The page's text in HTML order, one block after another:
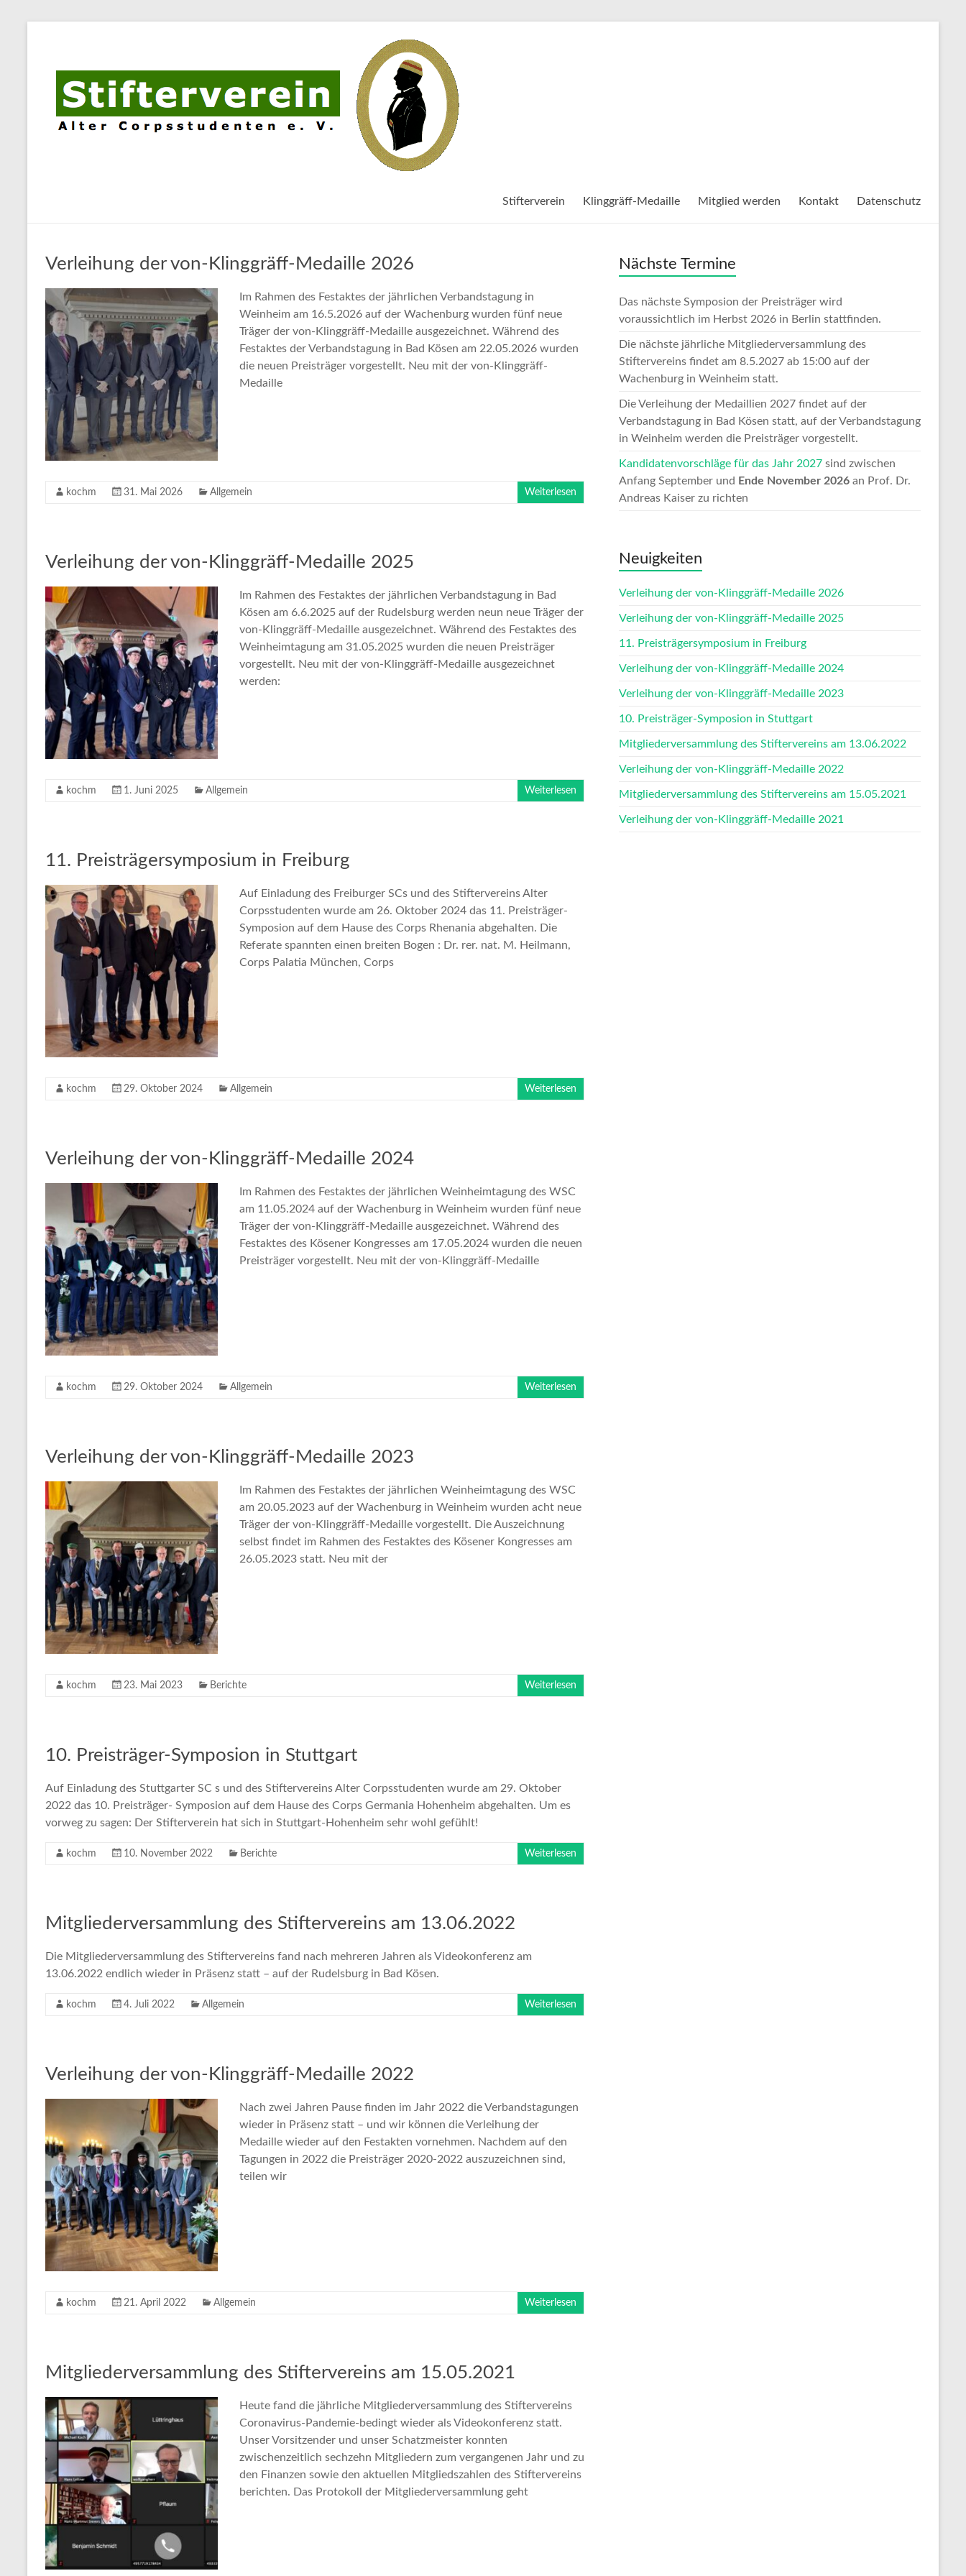
Alter
Corpsstudenten
e.V.
Stifterverein Klinggräff-Medaille Mitglied werden Kontakt Datenschutz
Verleihung der von-Klinggräff-Medaille 2026
Im Rahmen des Festaktes der jährlichen Verbandstagung in
Weinheim am 16.5.2026 auf der Wachenburg wurden fünf neue
Träger der von-Klinggräff-Medaille ausgezeichnet. Während des
Festaktes der Verbandstagung in Bad Kösen am 22.05.2026 wurden
die neuen Preisträger vorgestellt. Neu mit der von-Klinggräff-
Medaille
kochm 31. Mai 2026 Allgemein Weiterlesen
Verleihung der von-Klinggräff-Medaille 2025
Im Rahmen des Festaktes der jährlichen Verbandstagung in Bad
Kösen am 6.6.2025 auf der Rudelsburg werden neun neue Träger der
von-Klinggräff-Medaille ausgezeichnet. Während des Festaktes des
Weinheimtagung am 31.05.2025 wurden die neuen Preisträger
vorgestellt. Neu mit der von-Klinggräff-Medaille ausgezeichnet
werden:
kochm 1. Juni 2025 Allgemein Weiterlesen
11. Preisträgersymposium in Freiburg
Auf Einladung des Freiburger SCs und des Stiftervereins Alter
Corpsstudenten wurde am 26. Oktober 2024 das 11. Preisträger-
Symposion auf dem Hause des Corps Rhenania abgehalten. Die
Referate spannten einen breiten Bogen : Dr. rer. nat. M. Heilmann,
Corps Palatia München, Corps
kochm 29. Oktober 2024 Allgemein Weiterlesen
Verleihung der von-Klinggräff-Medaille 2024
Im Rahmen des Festaktes der jährlichen Weinheimtagung des WSC
am 11.05.2024 auf der Wachenburg in Weinheim wurden fünf neue
Träger der von-Klinggräff-Medaille ausgezeichnet. Während des
Festaktes des Kösener Kongresses am 17.05.2024 wurden die neuen
Preisträger vorgestellt. Neu mit der von-Klinggräff-Medaille
kochm 29. Oktober 2024 Allgemein Weiterlesen
Verleihung der von-Klinggräff-Medaille 2023
Im Rahmen des Festaktes der jährlichen Weinheimtagung des WSC
am 20.05.2023 auf der Wachenburg in Weinheim wurden acht neue
Träger der von-Klinggräff-Medaille vorgestellt. Die Auszeichnung
selbst findet im Rahmen des Festaktes des Kösener Kongresses am
26.05.2023 statt. Neu mit der
kochm 23. Mai 2023 Berichte Weiterlesen
10. Preisträger-Symposion in Stuttgart
Auf Einladung des Stuttgarter SC s und des Stiftervereins Alter Corpsstudenten wurde am 29. Oktober
2022 das 10. Preisträger- Symposion auf dem Hause des Corps Germania Hohenheim abgehalten. Um es
vorweg zu sagen: Der Stifterverein hat sich in Stuttgart-Hohenheim sehr wohl gefühlt!
kochm 10. November 2022 Berichte Weiterlesen
Mitgliederversammlung des Stiftervereins am 13.06.2022
Die Mitgliederversammlung des Stiftervereins fand nach mehreren Jahren als Videokonferenz am
13.06.2022 endlich wieder in Präsenz statt – auf der Rudelsburg in Bad Kösen.
kochm 4. Juli 2022 Allgemein Weiterlesen
Verleihung der von-Klinggräff-Medaille 2022
Nach zwei Jahren Pause finden im Jahr 2022 die Verbandstagungen
wieder in Präsenz statt – und wir können die Verleihung der
Medaille wieder auf den Festakten vornehmen. Nachdem auf den
Tagungen in 2022 die Preisträger 2020-2022 auszuzeichnen sind,
teilen wir
kochm 21. April 2022 Allgemein Weiterlesen
Mitgliederversammlung des Stiftervereins am 15.05.2021
Heute fand die jährliche Mitgliederversammlung des Stiftervereins
Coronavirus-Pandemie-bedingt wieder als Videokonferenz statt.
Unser Vorsitzender und unser Schatzmeister konnten
zwischenzeitlich sechzehn Mitgliedern zum vergangenen Jahr und zu
den Finanzen sowie den aktuellen Mitgliedszahlen des Stiftervereins
berichten. Das Protokoll der Mitgliederversammlung geht
Nächste Termine
Das nächste Symposion der Preisträger wird
voraussichtlich im Herbst 2026 in Berlin stattfinden.
Die nächste jährliche Mitgliederversammlung des
Stiftervereins findet am 8.5.2027 ab 15:00 auf der
Wachenburg in Weinheim statt.
Die Verleihung der Medaillien 2027 findet auf der
Verbandstagung in Bad Kösen statt, auf der Verbandstagung
in Weinheim werden die Preisträger vorgestellt.
Kandidatenvorschläge für das Jahr 2027 sind zwischen
Anfang September und Ende November 2026 an Prof. Dr.
Andreas Kaiser zu richten
Neuigkeiten
Verleihung der von-Klinggräff-Medaille 2026
Verleihung der von-Klinggräff-Medaille 2025
11. Preisträgersymposium in Freiburg
Verleihung der von-Klinggräff-Medaille 2024
Verleihung der von-Klinggräff-Medaille 2023
10. Preisträger-Symposion in Stuttgart
Mitgliederversammlung des Stiftervereins am 13.06.2022
Verleihung der von-Klinggräff-Medaille 2022
Mitgliederversammlung des Stiftervereins am 15.05.2021
Verleihung der von-Klinggräff-Medaille 2021